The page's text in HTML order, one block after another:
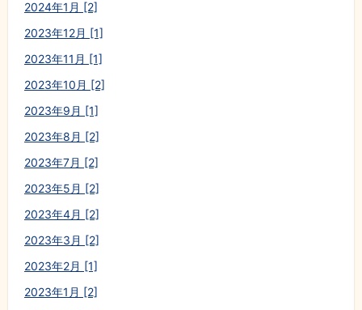
2024年1月 [2]
2023年12月 [1]
2023年11月 [1]
2023年10月 [2]
2023年9月 [1]
2023年8月 [2]
2023年7月 [2]
2023年5月 [2]
2023年4月 [2]
2023年3月 [2]
2023年2月 [1]
2023年1月 [2]